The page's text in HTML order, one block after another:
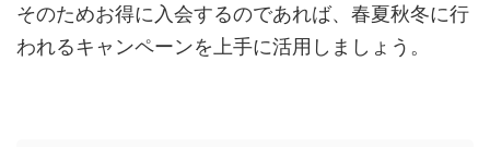
そのためお得に入会するのであれば、春夏秋冬に行
われるキャンペーンを上手に活用しましょう。